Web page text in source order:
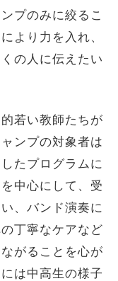
プのみに絞るこ
より力を入れ、
の人に伝えたい
若い教師たちが
ンプの対象者は
たプログラムに
中心にして、受
、バンド演奏に
丁寧なケアなど
がることを心が
は中高生の様子